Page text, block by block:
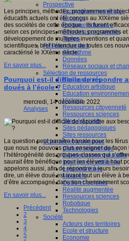
Prospective
Ecosystème numérique
Espaces
Politique éducative
Scénarios prospectifs
Temps
Réseaux sociaux
Algorithme
Données
Réseaux sociaux et
Sélection de ressources
Bibliographies
Education artistique
Education
Histoire
Ressources citoyenneté
Ressources sciences
Sites éducatifs
Sites pédagogiques
Sites ressources
Sciences et techniques
Culture scientifique
Développement durable
Intelligence artificielle
Logiciels libres
Métavers
Outils et logiciels
Réalité augmentée
Ressources sciences
Robotique
Technologies
Société
Acteurs des territoires
Ecole et structure
Economie
Les principes, méthodes, programmes et
éducatifs actuels ont été conçus au XIXème
des sociétés de cette époque. Ils furent
selon ces principes, méthodes, programmes
développement de multiples inventions et
scientifiques, bref l’étendue de toutes ces
caractérisé le XXème siècle.
En savoir plus...
Pourquoi est-il difficile de répondre
doués à l’école ?
mercredi, 14 décembre 2022
Analyses
La question peut paraître banale pour les
que nous ne pouvons plus enseigner de
l’hétérogénéité des groupes-classes qui
saurait être bénéfique pour les élèves à haut
appelons aussi, afin de répondre à leurs
dire, un élève doué est avant tout un élève à
d’être accompagné dans son cheminement
En savoir plus...
Précédent
2
3
4
5